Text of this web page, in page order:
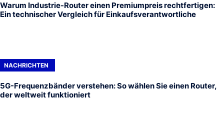
Warum Industrie-Router einen Premiumpreis rechtfertigen:
Ein technischer Vergleich für Einkaufsverantwortliche
NACHRICHTEN
5G-Frequenzbänder verstehen: So wählen Sie einen Router,
der weltweit funktioniert